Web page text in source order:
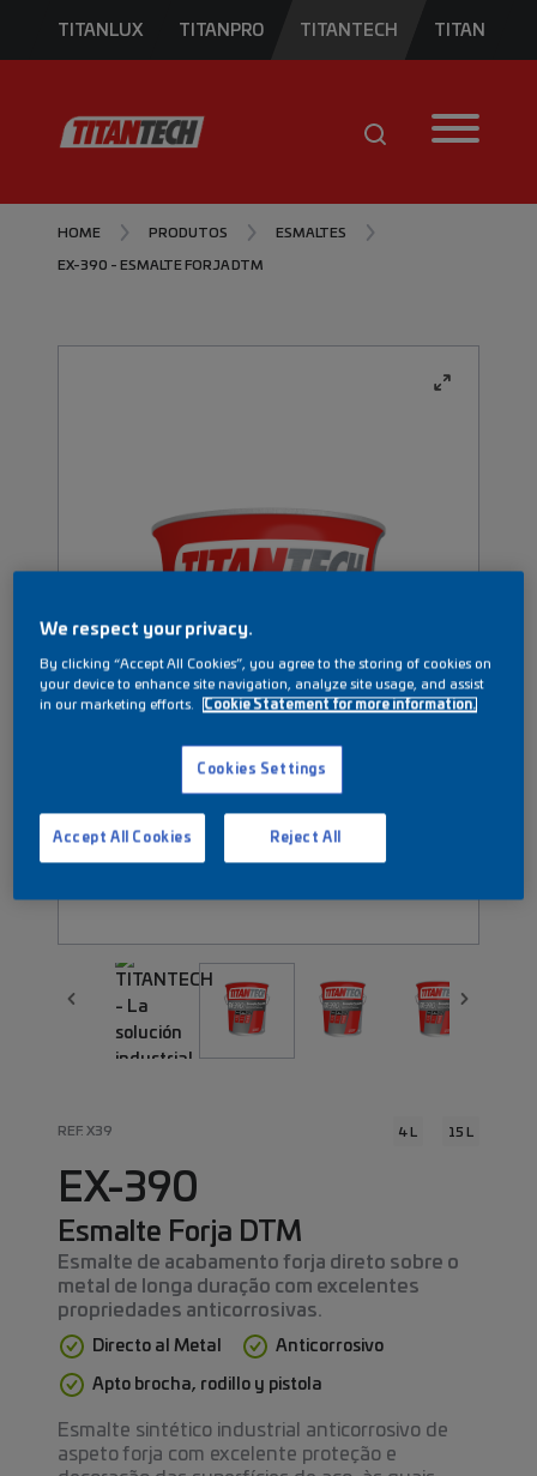
TITANLUX TITANPRO TITANTECH TITAN
HOME PRODUTOS ESMALTES
EX-390 - ESMALTE FORJA DTM
REF. X39 4 L 15 L
EX-390
Esmalte Forja DTM
Esmalte de acabamento forja direto sobre o
metal de longa duração com excelentes
propriedades anticorrosivas.
Directo al Metal Anticorrosivo
Apto brocha, rodillo y pistola
Esmalte sintético industrial anticorrosivo de
aspeto forja com excelente proteção e
We respect your privacy.
By clicking “Accept All Cookies”, you agree to the storing of cookies on
your device to enhance site navigation, analyze site usage, and assist
in our marketing efforts.
Cookie Statement for more information.
Cookies Settings
Reject All
Accept All Cookies